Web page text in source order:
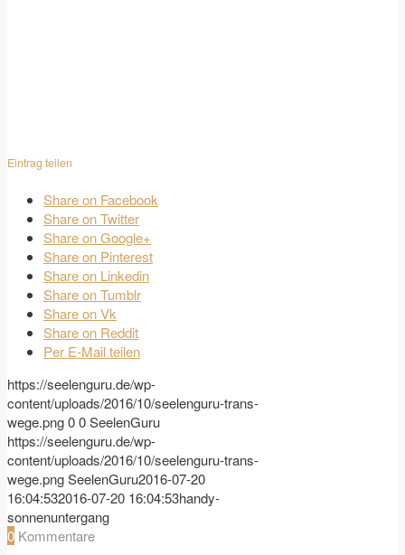
Eintrag teilen
Share on Facebook
Share on Twitter
Share on Google+
Share on Pinterest
Share on Linkedin
Share on Tumblr
Share on Vk
Share on Reddit
Per E-Mail teilen
https://seelenguru.de/wp-
content/uploads/2016/10/seelenguru-trans-
wege.png00SeelenGuru
https://seelenguru.de/wp-
content/uploads/2016/10/seelenguru-trans-
wege.pngSeelenGuru2016-07-20
16:04:532016-07-20 16:04:53handy-
sonnenuntergang
0 Kommentare